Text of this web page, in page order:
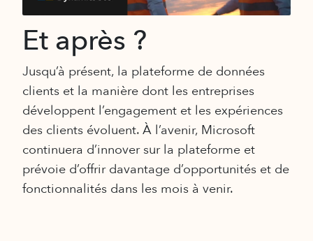
Et après ?
Jusqu’à présent, la plateforme de données
clients et la manière dont les entreprises
développent l’engagement et les expériences
des clients évoluent. À l’avenir, Microsoft
continuera d’innover sur la plateforme et
prévoie d’offrir davantage d’opportunités et de
fonctionnalités dans les mois à venir.